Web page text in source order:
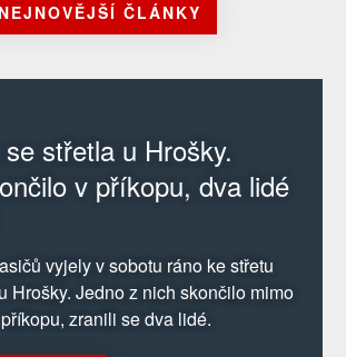
ČLÁNKY
střetla u Hrošky.
v příkopu, dva lidé
vyjely v sobotu ráno ke střetu
Hrošky. Jedno z nich skončilo mimo
zranili se dva lidé.